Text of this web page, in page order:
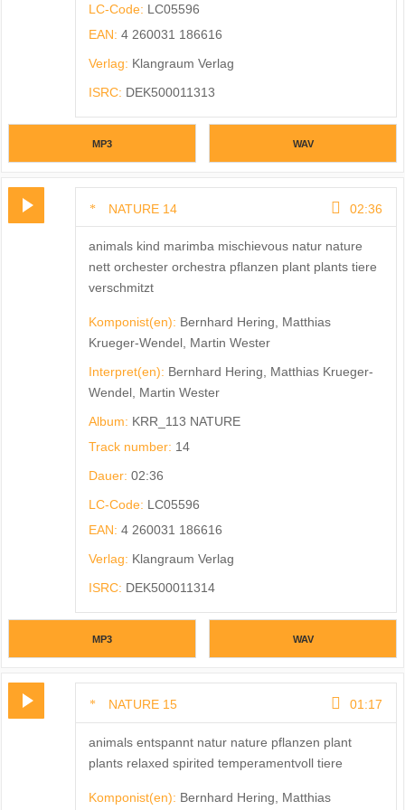
LC-Code: LC05596
EAN: 4 260031 186616
Verlag: Klangraum Verlag
ISRC: DEK500011313
MP3 WAV
NATURE 14 02:36
animals kind marimba mischievous natur nature
nett orchester orchestra pflanzen plant plants tiere
verschmitzt
Komponist(en): Bernhard Hering, Matthias
Krueger-Wendel, Martin Wester
Interpret(en): Bernhard Hering, Matthias Krueger-
Wendel, Martin Wester
Album: KRR_113 NATURE
Track number: 14
Dauer: 02:36
LC-Code: LC05596
EAN: 4 260031 186616
Verlag: Klangraum Verlag
ISRC: DEK500011314
MP3 WAV
NATURE 15 01:17
animals entspannt natur nature pflanzen plant
plants relaxed spirited temperamentvoll tiere
Komponist(en): Bernhard Hering, Matthias